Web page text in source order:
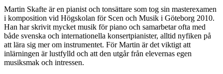
Martin Skafte är en pianist och tonsättare som tog sin masterexamen
i komposition vid Högskolan för Scen och Musik i Göteborg 2010.
Han har skrivit mycket musik för piano och samarbetar ofta med
både svenska och internationella konsertpianister, alltid nyfiken på
att lära sig mer om instrumentet. För Martin är det viktigt att
inlärningen är lustfylld och att den utgår från elevernas egen
musiksmak och intressen.